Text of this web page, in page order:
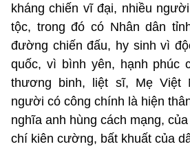
kháng chiến vĩ đại, nhiều
tộc, trong đó có Nhân dân
đường chiến đấu, hy sinh vì
quốc, vì bình yên, hạnh phúc
thương binh, liệt sĩ, Mẹ Việt
người có công chính là hiện
nghĩa anh hùng cách mạng,
chí kiên cường, bất khuất của